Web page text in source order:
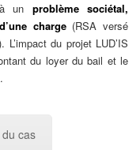
un problème sociétal,
charge(RSA versé
du projet LUD’IS
du loyer du bail et le
cas